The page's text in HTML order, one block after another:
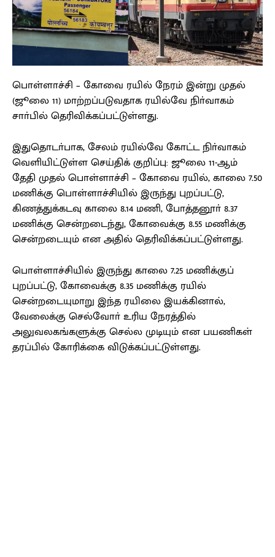
பொள்ளாச்சி – கோவை ரயில் நேரம் இன்று முதல்
(ஜூலை 11) மாற்றப்படுவதாக ரயில்வே நிா்வாகம்
சாா்பில் தெரிவிக்கப்பட்டுள்ளது.
இதுதொடா்பாக, சேலம் ரயில்வே கோட்ட நிா்வாகம்
வெளியிட்டுள்ள செய்திக் குறிப்பு: ஜூலை 11-ஆம்
தேதி முதல் பொள்ளாச்சி – கோவை ரயில், காலை 7.50
மணிக்கு பொள்ளாச்சியில் இருந்து புறப்பட்டு,
கிணத்துக்கடவு காலை 8.14 மணி, போத்தனூா் 8.37
மணிக்கு சென்றடைந்து, கோவைக்கு 8.55 மணிக்கு
சென்றடையும் என அதில் தெரிவிக்கப்பட்டுள்ளது.
பொள்ளாச்சியில் இருந்து காலை 7.25 மணிக்குப்
புறப்பட்டு, கோவைக்கு 8.35 மணிக்கு ரயில்
சென்றடையுமாறு இந்த ரயிலை இயக்கினால்,
வேலைக்கு செல்வோா் உரிய நேரத்தில்
அலுவலகங்களுக்கு செல்ல முடியும் என பயணிகள்
தரப்பில் கோரிக்கை விடுக்கப்பட்டுள்ளது.